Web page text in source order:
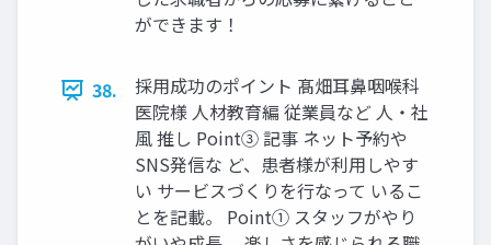
ができます！
38.
採⽤成功のポイント 髙畑⽿⿐咽喉科
医院様 ⼈材教育編 従業員など ⼈‧社
⾵ 推し Point③ 記事 ネット予約や
SNS発信な ど、患者様が利⽤しやす
い サービスづくりを⾏なって いるこ
とを記載。 Point① スタッフがやり